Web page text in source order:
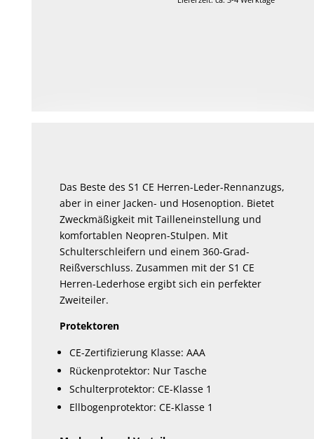
auf
der
Produktseite
gewählt
werden
Das Beste des S1 CE Herren-Leder-Rennanzugs,
aber in einer Jacken- und Hosenoption. Bietet
Zweckmäßigkeit mit Tailleneinstellung und
komfortablen Neopren-Stulpen. Mit
Schulterschleifern und einem 360-Grad-
Reißverschluss. Zusammen mit der S1 CE
Herren-Lederhose ergibt sich ein perfekter
Zweiteiler.
Protektoren
CE-Zertifizierung Klasse: AAA
Rückenprotektor: Nur Tasche
Schulterprotektor: CE-Klasse 1
Ellbogenprotektor: CE-Klasse 1